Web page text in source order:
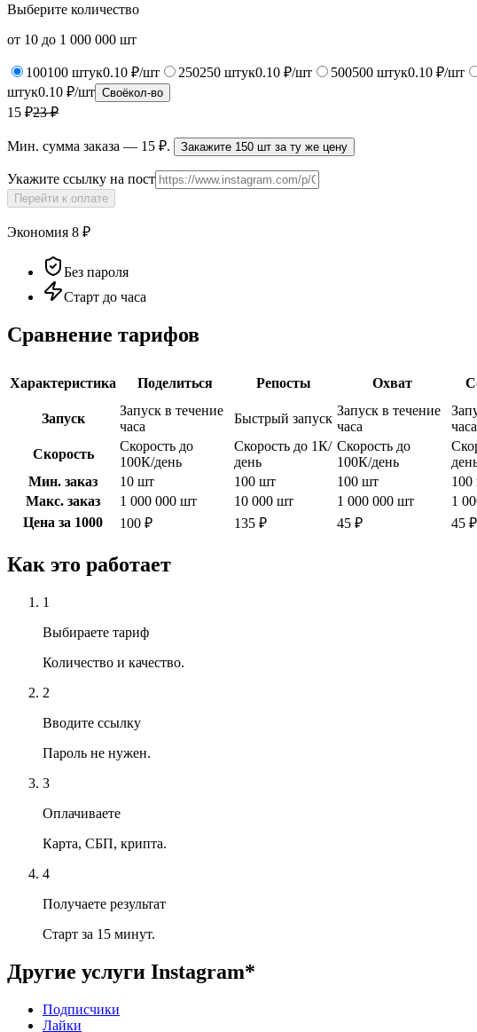
Выберите количество
от 10 до 1 000 000 шт
100100 штук0.10 ₽/шт 250250 штук0.10 ₽/шт 500500 штук0.10 ₽/шт
штук0.10 ₽/шт Своёкол-во
15 ₽23₽
Мин. сумма заказа — 15 ₽. Закажите 150 шт за ту же цену
Укажите ссылку на пост
Перейти к оплате
Экономия 8 ₽
Без пароля
Старт до часа
Сравнение тарифов
Характеристика Поделиться Репосты Охват
Запуск
Запуск в течение
часа
Быстрый запуск
Запуск в течение
часа
часа
Скорость
Скорость до
100К/день
Скорость до 1К/
день
Скорость до
100К/день
Мин. заказ
10 шт 100 шт 100 шт
Макс. заказ
1 000 000 шт 10 000 шт 1 000 000 шт 1
Цена за 1000
100 ₽ 135 ₽ 45 ₽ 45 ₽
Как это работает
1
Выбираете тариф
Количество и качество.
2
Вводите ссылку
Пароль не нужен.
3
Оплачиваете
Карта, СБП, крипта.
4
Получаете результат
Старт за 15 минут.
Другие услуги Instagram*
Подписчики
Лайки